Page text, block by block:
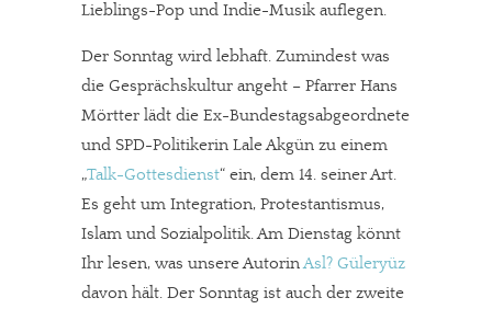
Lieblings-Pop und Indie-Musik auflegen.
Der Sonntag wird lebhaft. Zumindest was
die Gesprächskultur angeht – Pfarrer Hans
Mörtter lädt die Ex-Bundestagsabgeordnete
und SPD-Politikerin Lale Akgün zu einem
„Talk-Gottesdienst“ ein, dem 14. seiner Art.
Es geht um Integration, Protestantismus,
Islam und Sozialpolitik. Am Dienstag könnt
Ihr lesen, was unsere AutorinAsl? Güleryüz
davon hält. Der Sonntag ist auch der zweite